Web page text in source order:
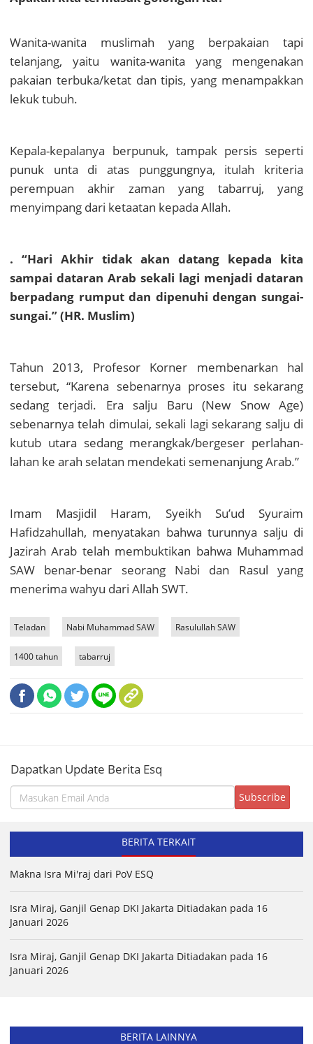
Wanita-wanita muslimah yang berpakaian tapi
telanjang, yaitu wanita-wanita yang mengenakan
pakaian terbuka/ketat dan tipis, yang menampakkan
lekuk tubuh.
Kepala-kepalanya berpunuk, tampak persis seperti
punuk unta di atas punggungnya, itulah kriteria
perempuan akhir zaman yang tabarruj, yang
menyimpang dari ketaatan kepada Allah.
. “Hari Akhir tidak akan datang kepada kita
sampai dataran Arab sekali lagi menjadi dataran
berpadang rumput dan dipenuhi dengan sungai-
sungai.” (HR. Muslim)
Tahun 2013, Profesor Korner membenarkan hal
tersebut, “Karena sebenarnya proses itu sekarang
sedang terjadi. Era salju Baru (New Snow Age)
sebenarnya telah dimulai, sekali lagi sekarang salju di
kutub utara sedang merangkak/bergeser perlahan-
lahan ke arah selatan mendekati semenanjung Arab.”
Imam Masjidil Haram, Syeikh Su’ud Syuraim
Hafidzahullah, menyatakan bahwa turunnya salju di
Jazirah Arab telah membuktikan bahwa Muhammad
SAW benar-benar seorang Nabi dan Rasul yang
menerima wahyu dari Allah SWT.
Teladan Nabi Muhammad SAW Rasulullah SAW
1400 tahun tabarruj
Dapatkan Update Berita Esq
BERITA TERKAIT
Makna Isra Mi'raj dari PoV ESQ
Isra Miraj, Ganjil Genap DKI Jakarta Ditiadakan pada 16
Januari 2026
Isra Miraj, Ganjil Genap DKI Jakarta Ditiadakan pada 16
Januari 2026
BERITA LAINNYA